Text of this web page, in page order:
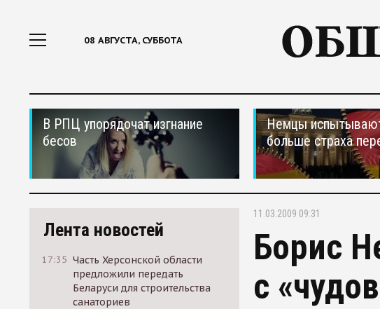
08 АВГУСТА, СУББОТА
В РПЦ упорядочат изгнание
бесов
Немцы
больше страха
Лента новостей
17:35 Часть Херсонской области
предложили передать
Беларуси для строительства
санаториев
11.03.2009 09:31
Борис
с